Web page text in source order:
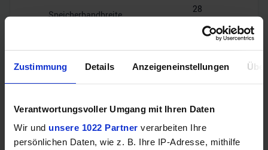
Zustimmung Details Anzeigeneinstellungen
Verantwortungsvoller Umgang mit Ihren Daten
Wir und unsere 1022 Partner verarbeiten Ihre
persönlichen Daten, wie z. B. Ihre IP-Adresse, mithilfe
Speicherbandbreite
28
Gbps